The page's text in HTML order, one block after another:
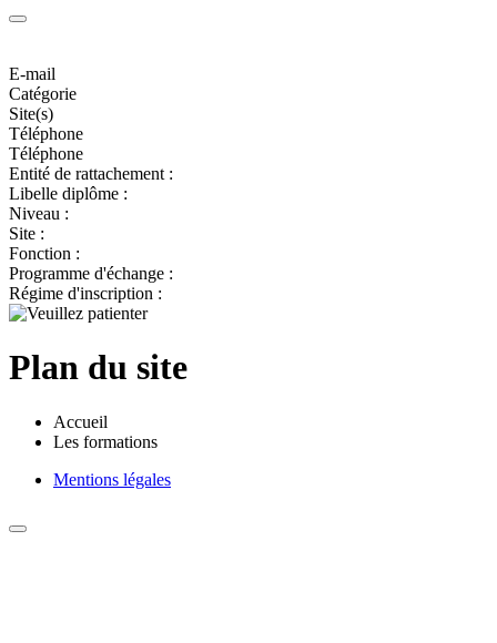
E-mail
Catégorie
Site(s)
Téléphone
Téléphone
Entité de rattachement :
Libelle diplôme :
Niveau :
Site :
Fonction :
Programme d'échange :
Régime d'inscription :
Plan du site
Accueil
Les formations
Mentions légales